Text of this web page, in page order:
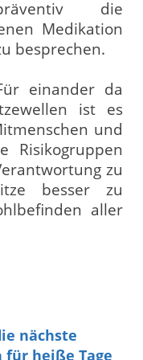
die
Medikation
besprechen.
einander da
ist es
und
Risikogruppen
zu
besser zu
aller
nächste
für heiße Tage